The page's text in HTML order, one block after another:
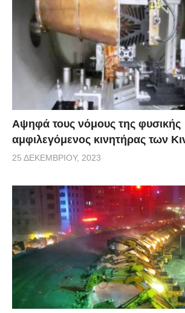
Αψηφά τους νόμους της φυσικής
αμφιλεγόμενος κινητήρας των
25 ΔΕΚΕΜΒΡΊΟΥ, 2023